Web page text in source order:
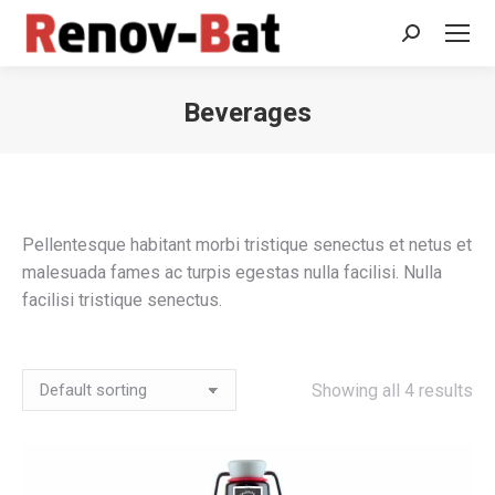
Recherche
Beverages
Pellentesque habitant morbi tristique senectus et netus et
malesuada fames ac turpis egestas nulla facilisi. Nulla
facilisi tristique senectus.
Showing all 4 results